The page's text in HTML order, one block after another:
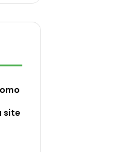
site